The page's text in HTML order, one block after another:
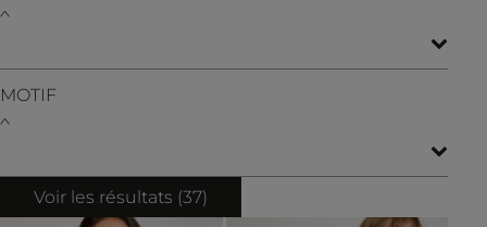
MOTIF
Voir les résultats (37)